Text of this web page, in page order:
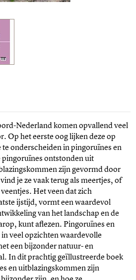
Nederland komen opvallend veel
Op het eerste oog lijken deze op
onderscheiden in pingoruïnes en
ontstonden uit
zijn gevormd door
je ze vaak terug als meertjes, of
Het veen dat zich
ijstijd, vormt een waardevol
van het landschap en de
kunt aflezen. Pingoruïnes en
veel opzichten waardevolle
een bijzonder natuur- en
In dit prachtig geïllustreerde boek
en uitblazingskommen zijn